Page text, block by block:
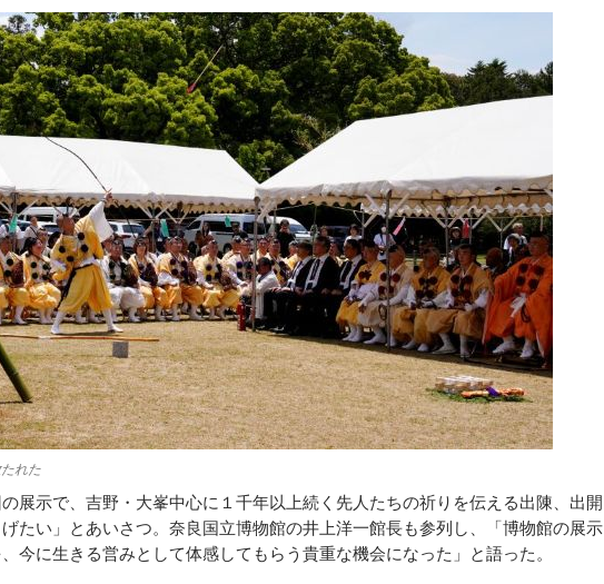
れた
展示で、吉野・大峯中心に１千年以上続く先人たちの祈りを伝える出陳、出開
たい」とあいさつ。奈良国立博物館の井上洋一館長も参列し、「博物館の展示
今に生きる営みとして体感してもらう貴重な機会になった」と語った。